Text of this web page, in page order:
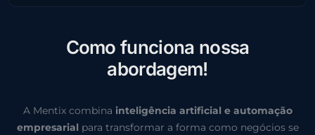
Como funciona nossa
abordagem!
A Mentix combina inteligência artificial e automação
empresarial para transformar a forma como negócios se